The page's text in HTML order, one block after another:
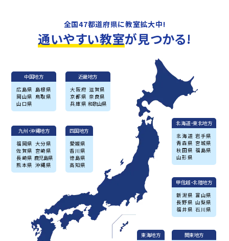
全国47都道府県に教室拡大中!
通いやすい教室が見つかる!
北海道・東北地方
北海道 岩手県
青森県 宮城県
秋田県 福島県
山形県
甲信越・北陸地方
新潟県 富山県
長野県 山梨県
福井県 石川県
関東地方
東海地方
近畿地方
大阪府 滋賀県
京都県 奈良県
兵庫県 和歌山県
中国地方
広島県 島根県
岡山県 鳥取県
山口県
四国地方
愛媛県
香川県
徳島県
高知県
九州・沖縄地方
福岡県 大分県
佐賀県 宮崎県
長崎県 鹿児島県
熊本県 沖縄県